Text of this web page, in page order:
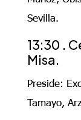
Sevilla.
13:30 .
Misa.
Preside:
Tamayo,